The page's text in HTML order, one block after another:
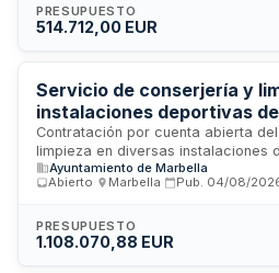
desplazamientos y materiales
sustituciones, modificaciones y
usuarios y operarios, y minimizar
del marco reglamentario aplicable.
PRESUPUESTO
514.712,00 EUR
Servicio de conserjería y
instalaciones deportivas
Marbella durante fines de
Contratación por cuenta abierta
limpieza en diversas instalaciones
Ayuntamiento de Marbella durante
para el período 2026-2030. El
deportivas municipales, con
servicios técnicos y
Ayuntamiento de Marbella
Abierto
Marbella Pub. 04/08/
PRESUPUESTO
1.108.070,88 EUR